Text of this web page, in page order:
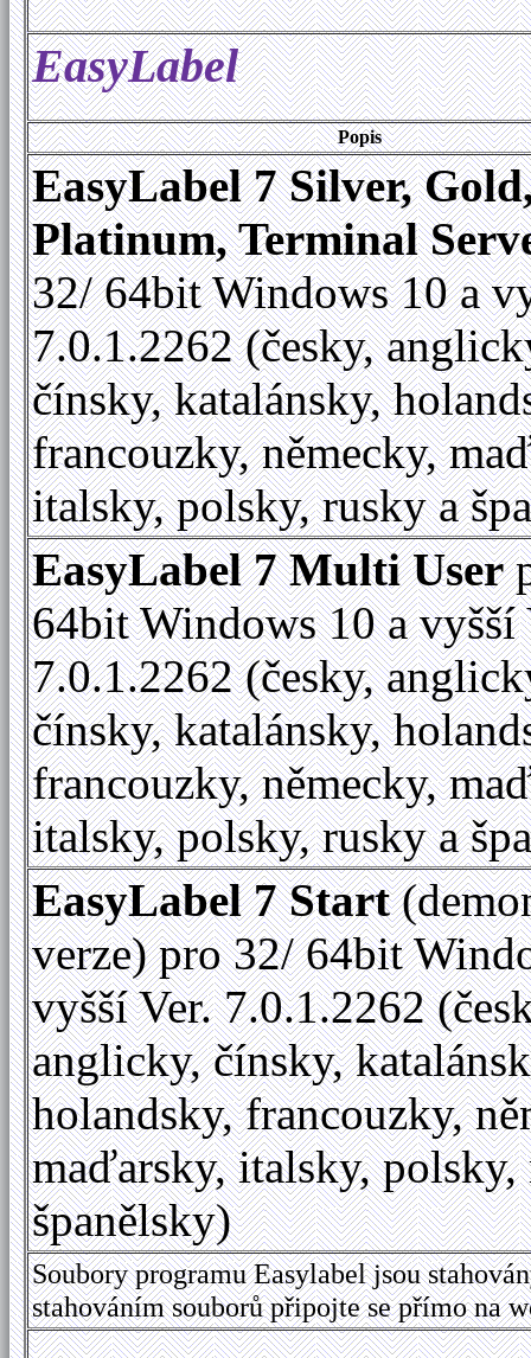
EasyLabel
Popis
EasyLabel 7 Silver,
Platinum, Terminal
32/ 64bit Windows 10 a
7.0.1.2262 (česky,
čínsky, katalánsky,
francouzky, německy,
italsky, polsky, rusky a
EasyLabel 7 Multi User
64bit Windows 10 a vyšší
7.0.1.2262 (česky,
čínsky, katalánsky,
francouzky, německy,
italsky, polsky, rusky a
EasyLabel 7 Start
verze) pro 32/ 64bit
vyšší Ver. 7.0.1.2262
anglicky, čínsky,
holandsky, francouzky,
maďarsky, italsky, polsky,
španělsky)
Soubory programu Easylabel jsou
stahováním souborů připojte se přímo na